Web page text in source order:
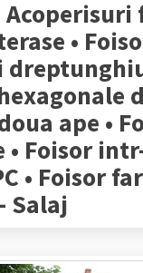
Acoperisuri
•
ape •
Foisor
• Foisor
Salaj